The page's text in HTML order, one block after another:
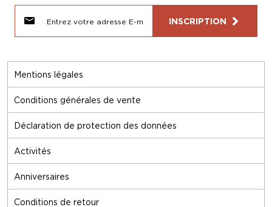
Mentions légales
Conditions générales de vente
Déclaration de protection des données
Activités
Anniversaires
Conditions de retour
INSCRIPTION